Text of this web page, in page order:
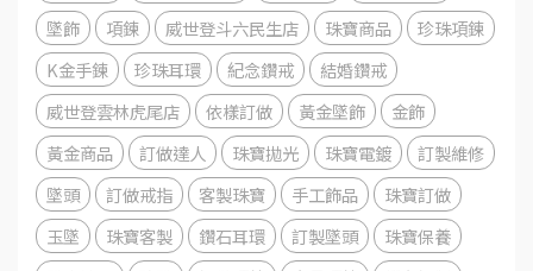
墜飾
項鍊 威世登斗六民生店 珠寶商品
珍珠項鍊
K金手鍊
珍珠耳環 紀念鑽戒
結婚鑽戒
威世登雲林虎尾店
依樣訂做 黃金墜飾
金飾
黃金商品
訂做達人 珠寶拋光 珠寶電鍍
訂製維修
墜頭
訂做戒指 客製珠寶 手工飾品
珠寶訂做
玉墜
珠寶客製 鑽石耳環 訂製墜頭
珠寶保養